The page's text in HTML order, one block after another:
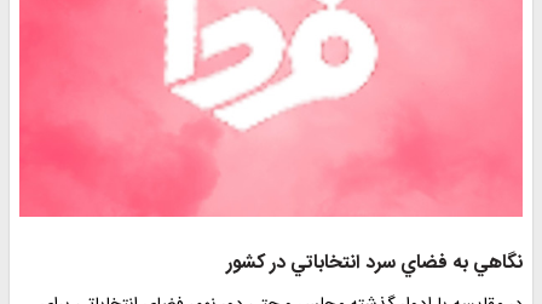
نگاهي به فضاي سرد انتخاباتي در كشور